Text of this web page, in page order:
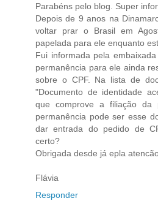
Parabéns pelo blog. Super
Depois de 9 anos na
voltar prar o Brasil em
papelada para ele enquanto
Fui informada pela
permanência para ele ainda
sobre o CPF. Na lista de
"Documento de identidade
que comprove a filiação da
permanência pode ser esse
dar entrada do pedido de
certo?
Obrigada desde já epla
Flávia
Responder